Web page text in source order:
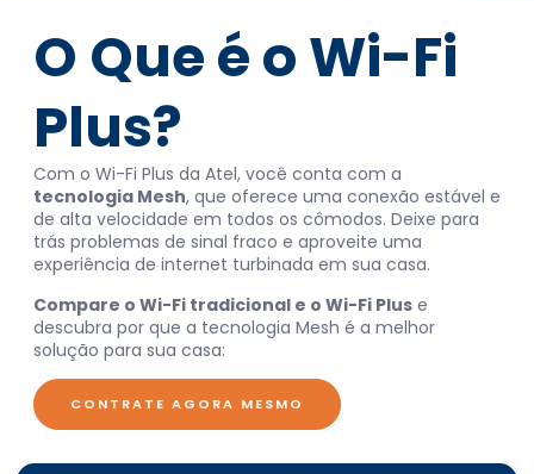
O Que é o Wi-Fi
Plus?
Com o Wi-Fi Plus da Atel, você conta com a
tecnologia Mesh, que oferece uma conexão estável e
de alta velocidade em todos os cômodos. Deixe para
trás problemas de sinal fraco e aproveite uma
experiência de internet turbinada em sua casa.
Compare o Wi-Fi tradicional e o Wi-Fi Plus e
descubra por que a tecnologia Mesh é a melhor
solução para sua casa:
CONTRATE AGORA MESMO